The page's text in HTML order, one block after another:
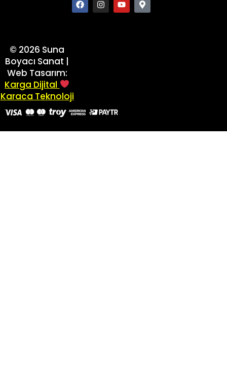
© 2026 Suna
Boyacı Sanat |
Web Tasarım:
Karga Dijital
Karaca Teknoloji